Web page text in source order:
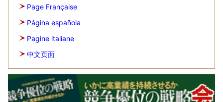
Page Française
Página española
Pagine italiane
中文页面